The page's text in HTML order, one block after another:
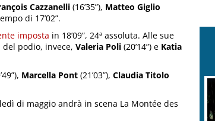
Cazzanelli (16’35”), Matteo Giglio
di 17’02”.
imposta in 18’09”, 24ª assoluta. Alle sue
del podio, invece, Valeria Poli (20’14”) e Katia
Marcella Pont (21’03”), Claudia Titolo
di maggio andrà in scena La Montée des